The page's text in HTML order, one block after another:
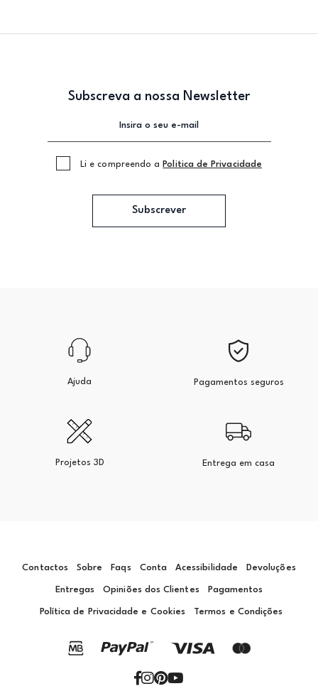
Subscreva a nossa Newsletter
Li e compreendo a Politica de Privacidade
Subscrever
Ajuda Pagamentos seguros
Projetos 3D Entrega em casa
Contactos Sobre Faqs Conta Acessibilidade Devoluções
Entregas Opiniões dos Clientes Pagamentos
Política de Privacidade e Cookies Termos e Condições